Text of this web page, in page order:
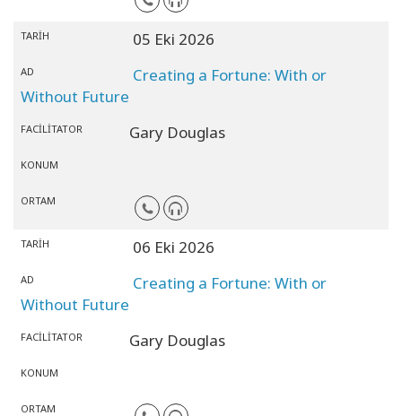
TARIH 05 Eki 2026
AD
Creating a Fortune: With or
Without Future
FACILITATOR Gary Douglas
KONUM
ORTAM
TARIH 06 Eki 2026
AD
Creating a Fortune: With or
Without Future
FACILITATOR Gary Douglas
KONUM
ORTAM